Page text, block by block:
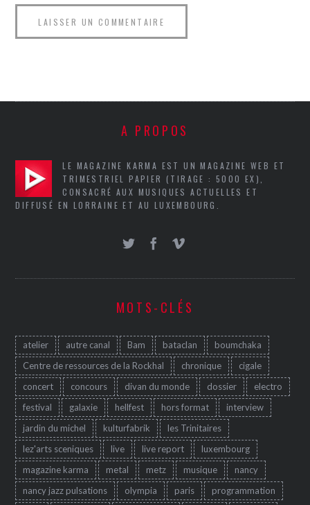
A PROPOS
LE MAGAZINE KARMA EST UN MAGAZINE WEB ET
TRIMESTRIEL PAPIER (TIRAGE : 5000 EX),
CONSACRÉ AUX MUSIQUES ACTUELLES ET
DIFFUSÉ EN LORRAINE ET AU LUXEMBOURG.
MOTS-CLÉS
atelier autre canal Bam bataclan
boumchaka
Centre de ressources de la Rockhal
chronique
cigale
concert
concours divan du monde dossier
electro
festival
galaxie hellfest hors format
interview
jardin du michel
kulturfabrik
les Trinitaires
lez'arts sceniques
live live report
luxembourg
magazine karma
metal metz musique
nancy
nancy jazz pulsations
olympia paris
programmation